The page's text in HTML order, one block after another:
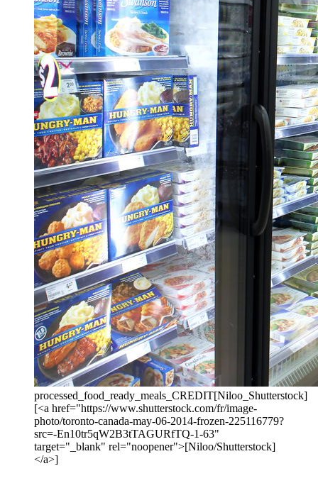
processed_food_ready_meals_CREDIT[Niloo_Shutterstock]
[<a href="https://www.shutterstock.com/fr/image-
photo/toronto-canada-may-06-2014-frozen-225116779?
src=-En10tr5qW2B3tTAGURfTQ-1-63"
target="_blank" rel="noopener">[Niloo/Shutterstock]
</a>]